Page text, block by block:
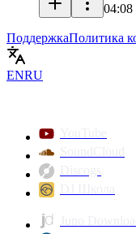
04:08
ПоддержкаПолитика
ENRU